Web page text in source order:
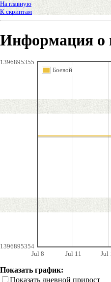
На главную
К скриптам
Информация о
Jul 8 Jul 11 Jul
1396895354
1396895355
Боевой
Показать график:
Показать дневной прирост